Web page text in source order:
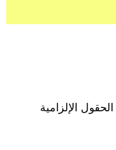
الحقول الإلزامية